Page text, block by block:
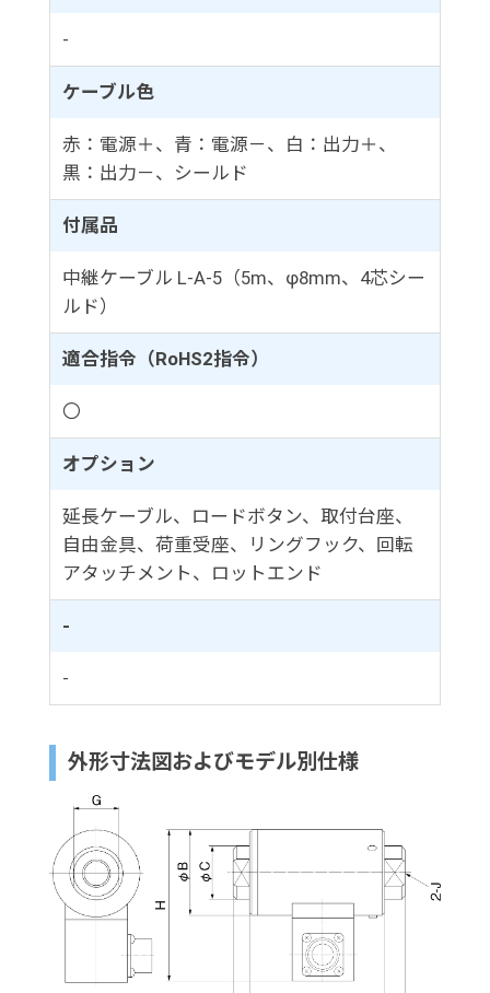
-
ケーブル色
赤：電源＋、青：電源－、白：出力＋、
黒：出力－、シールド
付属品
中継ケーブル L-A-5（5m、φ8mm、4芯シー
ルド）
適合指令（RoHS2指令）
〇
オプション
延長ケーブル、ロードボタン、取付台座、
自由金具、荷重受座、リングフック、回転
アタッチメント、ロットエンド
-
-
外形寸法図およびモデル別仕様